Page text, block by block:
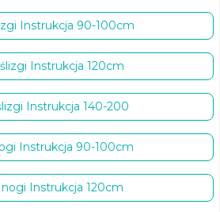
Instrukcja 90-100cm
Instrukcja 120cm
Instrukcja 140-200
Instrukcja 90-100cm
nogi Instrukcja 120cm